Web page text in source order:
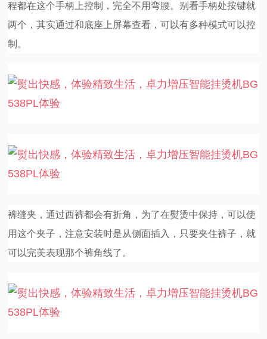
程都在这个手柄上控制，完全不用弯腰。别看手柄处按键就
两个，其实通过和底座上屏幕查看，可以有多种模式可以控
制。
裤缝夹，通过西裤都会有折角，为了在熨烫中保持，可以使
用这个夹子，注意安装时是从侧面插入，只要夹住裤子，就
可以完美表现那个裤角线了。